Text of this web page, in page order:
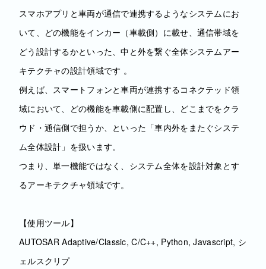
スマホアプリと車両が通信で連携するようなシステムにお
いて、どの機能をインカー（車載側）に載せ、通信帯域を
どう設計するかといった、中と外を繋ぐ全体システムアー
キテクチャの設計領域です 。
例えば、スマートフォンと車両が連携するコネクテッド領
域において、どの機能を車載側に配置し、どこまでをクラ
ウド・通信側で担うか、といった「車内外をまたぐシステ
ム全体設計」を扱います。
つまり、単一機能ではなく、システム全体を設計対象とす
るアーキテクチャ領域です。
【使用ツール】
AUTOSAR Adaptive/Classic, C/C++, Python, Javascript, シ
ェルスクリプ